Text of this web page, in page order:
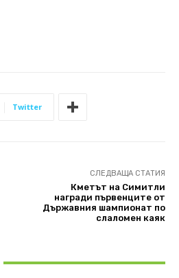
Twitter
СЛЕДВАЩА СТАТИЯ
Кметът на Симитли
награди първенците от
Държавния шампионат по
слаломен каяк